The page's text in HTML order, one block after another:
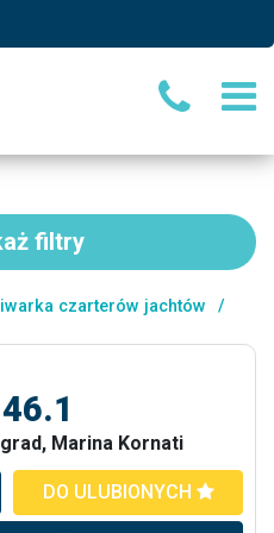
filtry
czarterów jachtów
/
Marina Kornati
DO ULUBIONYCH